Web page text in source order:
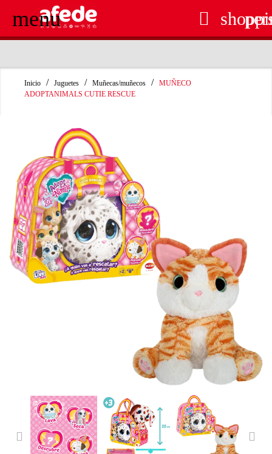
menu 
Inicio Juguetes Muñecas/muñecos
MUÑECO
ADOPTANIMALS CUTIE RESCUE
PREVIOUS